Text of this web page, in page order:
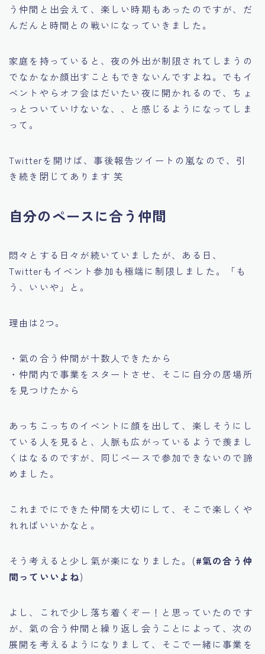
う仲間と出会えて、楽しい時期もあったのですが、だ
んだんと時間との戦いになっていきました。
家庭を持っていると、夜の外出が制限されてしまうの
でなかなか顔出すこともできないんですよね。でもイ
ベントやらオフ会はだいたい夜に開かれるので、ちょ
っとついていけないな、、と感じるようになってしま
って。
Twitterを開けば、事後報告ツイートの嵐なので、引
き続き閉じてあります 笑
自分のペースに合う仲間
悶々とする日々が続いていましたが、ある日、
Twitterもイベント参加も極端に制限しました。「も
う、いいや」と。
理由は2つ。
・氣の合う仲間が十数人できたから
・仲間内で事業をスタートさせ、そこに自分の居場所
を見つけたから
あっちこっちのイベントに顔を出して、楽しそうにし
ている人を見ると、人脈も広がっているようで羨まし
くはなるのですが、同じペースで参加できないので諦
めました。
これまでにできた仲間を大切にして、そこで楽しくや
れればいいかなと。
そう考えると少し氣が楽になりました。(#氣の合う仲
間っていいよね)
よし、これで少し落ち着くぞー！と思っていたのです
が、氣の合う仲間と繰り返し会うことによって、次の
展開を考えるようになりまして、そこで一緒に事業を